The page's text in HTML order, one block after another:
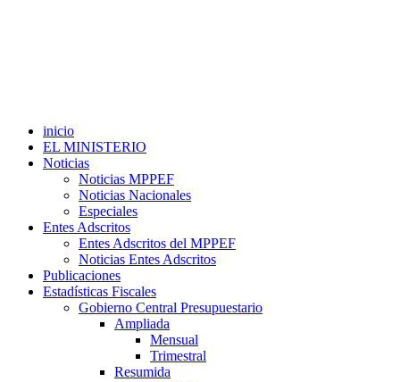
inicio
EL MINISTERIO
Noticias
Noticias MPPEF
Noticias Nacionales
Especiales
Entes Adscritos
Entes Adscritos del MPPEF
Noticias Entes Adscritos
Publicaciones
Estadísticas Fiscales
Gobierno Central Presupuestario
Ampliada
Mensual
Trimestral
Resumida